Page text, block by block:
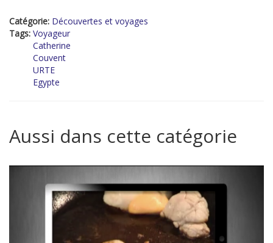
Catégorie: Découvertes et voyages
Tags: Voyageur
Catherine
Couvent
URTE
Egypte
Aussi dans cette catégorie